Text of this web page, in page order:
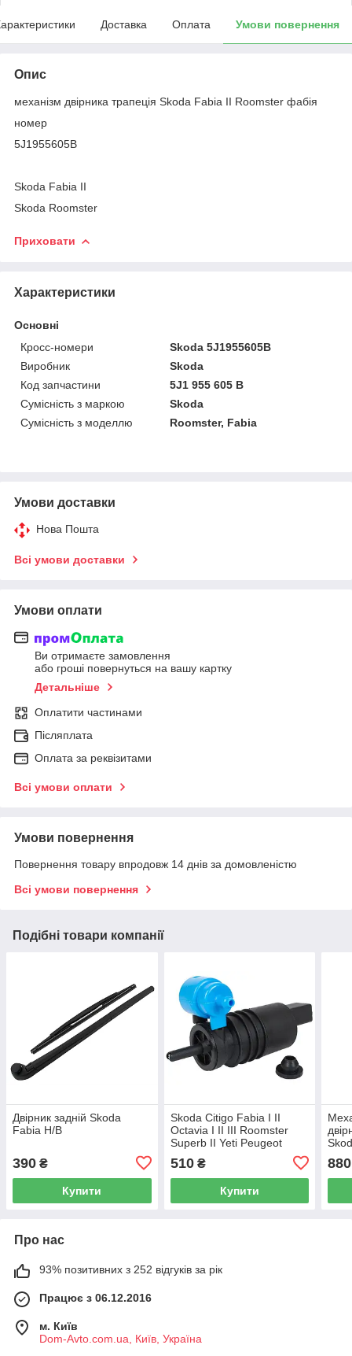
Доставка Оплата Умови повернення
Опис
механізм двірника трапеція Skoda Fabia II Roomster фабія
номер
5J1955605B
Skoda Fabia II
Skoda Roomster
Приховати
Характеристики
Основні
Кросс-номери
Skoda 5J1955605B
Виробник
Skoda
Код запчастини
5J1 955 605 B
Сумісність з маркою
Skoda
Сумісність з моделлю
Roomster, Fabia
Умови доставки
Нова Пошта
Всі умови доставки
Умови оплати
Ви отримаєте замовлення
або гроші повернуться на вашу картку
Детальніше
Оплатити частинами
Післяплата
Оплата за реквізитами
Всі умови оплати
Умови повернення
Повернення товару впродовж 14 днів за домовленістю
Всі умови повернення
Подібні товари компанії
Двірник задній Skoda
Fabia H/B
390 ₴
Купити
Skoda Citigo Fabia I II
Octavia I II III Roomster
Superb II Yeti Peugeot
лобового скла / заднього
скла
510₴
Купити
880
Про нас
93% позитивних з 252 відгуків за рік
Працює з 06.12.2016
м. Київ
Dom-Avto.com.ua, Київ, Україна